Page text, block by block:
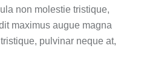
non molestie tristique,
maximus augue magna
pulvinar neque at,